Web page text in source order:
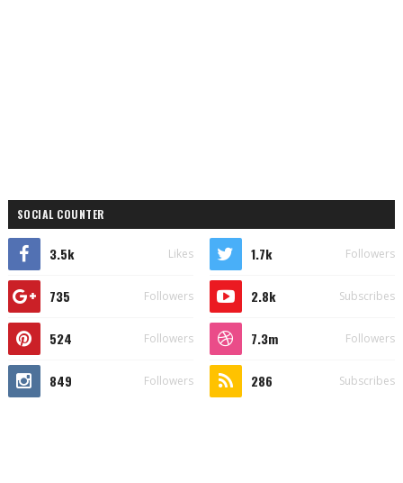
SOCIAL COUNTER
3.5k Likes 1.7k Followers
735 Followers 2.8k Subscribes
524 Followers 7.3m Followers
849 Followers 286 Subscribes